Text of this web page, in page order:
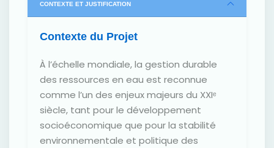
CONTEXTE ET JUSTIFICATION
Contexte du Projet
À l’échelle mondiale, la gestion durable
des ressources en eau est reconnue
comme l’un des enjeux majeurs du XXIᵉ
siècle, tant pour le développement
socioéconomique que pour la stabilité
environnementale et politique des